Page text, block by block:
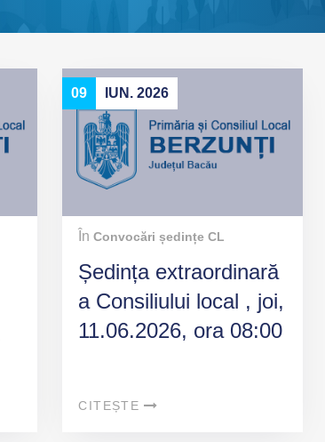
09 IUN. 2026
ÎnConvocări ședințe CL
Ședința extraordinară
a Consiliului local , joi,
11.06.2026, ora 08:00
CITEȘTE